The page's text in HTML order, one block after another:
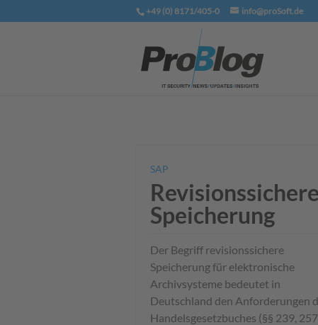
+49 (0) 8171/405-0 info@proSoft.de
SAP
Revisionssichere
Speicherung
Der Begriff revisionssichere
Speicherung für elektronische
Archivsysteme bedeutet in
Deutschland den Anforderungen
Handelsgesetzbuches (§§ 239, 257